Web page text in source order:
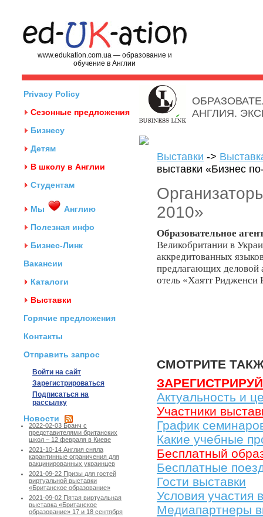
www.edukation.com.ua — образование и
обучение в Англии
Privacy Policy
Сезонные предложения
Бизнесу
Детям
В школу в Англии
Студентам
Мы
Англию
Полезная инфо
Бизнес-Линк
Вакансии
Каталоги
Выставки
Горячие предложения
Контакты
Отправить запрос
Войти на сайт
Зарегистрироваться
Подписаться на
рассылку
Новости
2022-02-03 Бранч с
представителями британских
школ – 12 февраля в Киеве
2021-10-14 Англия сняла
карантинные ограничения для
вакцинированных украинцев
2021-09-22 Призы для гостей
виртуальной выставки
«Британское образование»
2021-09-02 Пятая виртуальная
выставка «Британское
образование» 17 и 18 сентября
АНГЛИЯ.
Выставки ->
выставки «Бизнес
2010»
Образовательное
Великобритании в
аккредитованных
предлагающих деловой
отель «Хаятт Ридженси
СМОТРИТЕ
Актуальность и
Участники
График
Какие учебные
Бесплатный
Беcплатные
Гости выставки
Условия участия
Медиапартнеры